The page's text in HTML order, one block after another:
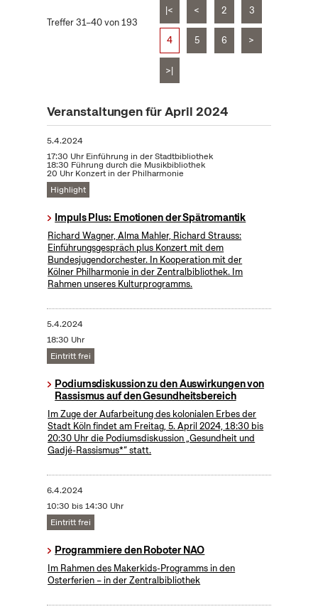
Treffer 31–40 von 193
|< < 2 3
4 5 6 >
>|
Veranstaltungen für April 2024
5.4.2024
17:30 Uhr Einführung in der Stadtbibliothek
18:30 Führung durch die Musikbibliothek
20 Uhr Konzert in der Philharmonie
Highlight
Impuls Plus: Emotionen der Spätromantik
Richard Wagner, Alma Mahler, Richard Strauss:
Einführungsgespräch plus Konzert mit dem
Bundesjugendorchester. In Kooperation mit der
Kölner Philharmonie in der Zentralbibliothek. Im
Rahmen unseres Kulturprogramms.
5.4.2024
18:30 Uhr
Eintritt frei
Podiumsdiskussion zu den Auswirkungen von
Rassismus auf den Gesundheitsbereich
Im Zuge der Aufarbeitung des kolonialen Erbes der
Stadt Köln findet am Freitag, 5. April 2024, 18:30 bis
20:30 Uhr die Podiumsdiskussion „Gesundheit und
Gadjé-Rassismus*“ statt.
6.4.2024
10:30 bis 14:30 Uhr
Eintritt frei
Programmiere den Roboter NAO
Im Rahmen des Makerkids-Programms in den
Osterferien – in der Zentralbibliothek